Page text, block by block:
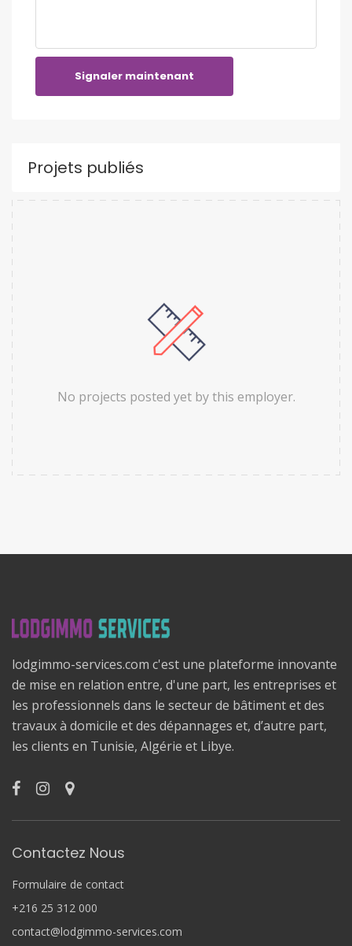
Signaler maintenant
Projets publiés
No projects posted yet by this employer.
lodgimmo-services.com c'est une plateforme innovante
de mise en relation entre, d'une part, les entreprises et
les professionnels dans le secteur de bâtiment et des
travaux à domicile et des dépannages et, d’autre part,
les clients en Tunisie, Algérie et Libye.
Contactez Nous
Formulaire de contact
+216 25 312 000
contact@lodgimmo-services.com